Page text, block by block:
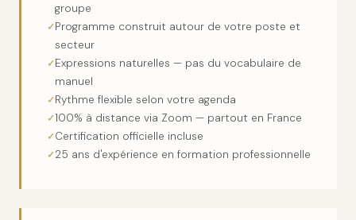
groupe
Programme construit autour de votre poste et
secteur
Expressions naturelles — pas du vocabulaire de
manuel
Rythme flexible selon votre agenda
100% à distance via Zoom — partout en France
Certification officielle incluse
25 ans d'expérience en formation professionnelle